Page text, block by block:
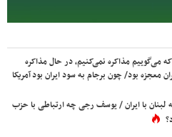
می‌گوییم مذاکره نمی‌کنیم، در حال مذاکره
معجزه بود/ چون برجام به سود ایران بود آمریکا
لبنان با ایران / یوسف رجی چه ارتباطی با حزب